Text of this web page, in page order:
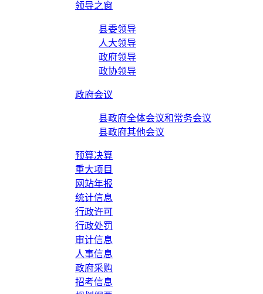
领导之窗
县委领导
人大领导
政府领导
政协领导
政府会议
县政府全体会议和常务会议
县政府其他会议
预算决算
重大项目
网站年报
统计信息
行政许可
行政处罚
审计信息
人事信息
政府采购
招考信息